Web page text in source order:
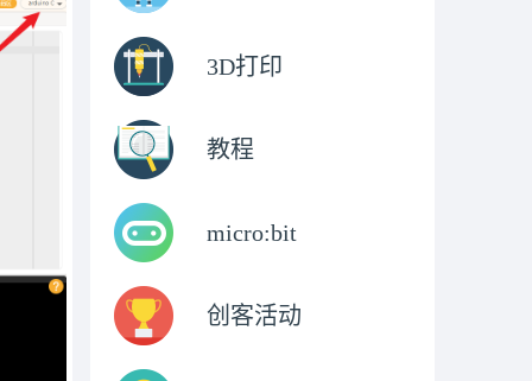
3D打印
教程
micro:bit
创客活动